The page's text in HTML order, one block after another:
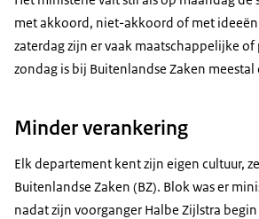
met akkoord, niet-akkoord of met ideeën
zaterdag zijn er vaak maatschappelijke
zondag is bij Buitenlandse Zaken meestal
Minder verankering
Elk departement kent zijn eigen cultuur,
Buitenlandse Zaken (BZ). Blok was er
nadat zijn voorganger Halbe Zijlstra